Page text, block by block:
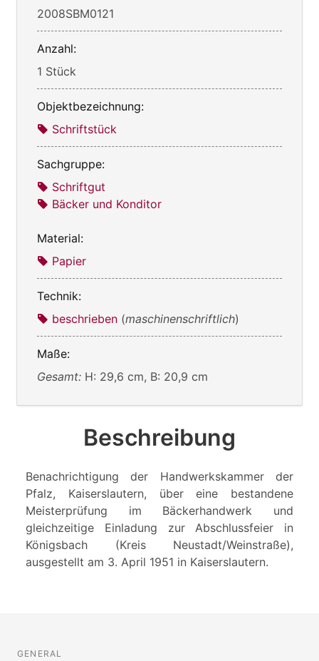
2008SBM0121
Anzahl:
1 Stück
Objektbezeichnung:
Schriftstück
Sachgruppe:
Schriftgut
Bäcker und Konditor
Material:
Papier
Technik:
beschrieben (maschinenschriftlich)
Maße:
Gesamt: H: 29,6 cm, B: 20,9 cm
Beschreibung
Benachrichtigung der Handwerkskammer der
Pfalz, Kaiserslautern, über eine bestandene
Meisterprüfung im Bäckerhandwerk und
gleichzeitige Einladung zur Abschlussfeier in
Königsbach (Kreis Neustadt/Weinstraße),
ausgestellt am 3. April 1951 in Kaiserslautern.
GENERAL